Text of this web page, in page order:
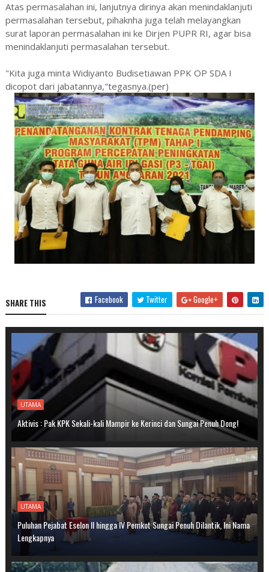
Atas permasalahan ini, lanjutnya dirinya akan menindaklanjuti
permasalahan tersebut, pihaknha juga telah melayangkan
surat laporan permasalahan ini ke Dirjen PUPR RI, agar bisa
menindaklanjuti permasalahan tersebut.
"Kita juga minta Widiyanto Budisetiawan PPK OP SDA I
dicopot dari jabatannya,"tegasnya.(per)
SHARE THIS Facebook Twitter Google+
UTAMA
Aktivis : Pak KPK Sekali-kali Mampir ke Kerinci dan Sungai Penuh Dong!
UTAMA
Puluhan Pejabat Eselon II hingga IV Pemkot Sungai Penuh Dilantik, Ini Nama
Lengkapnya